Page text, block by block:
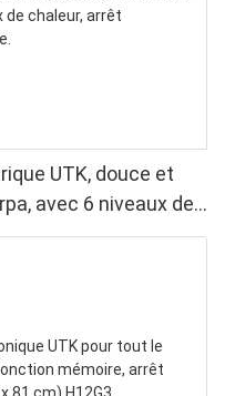
UTK, douce et
avec 6 niveaux de
chauffage uniforme.